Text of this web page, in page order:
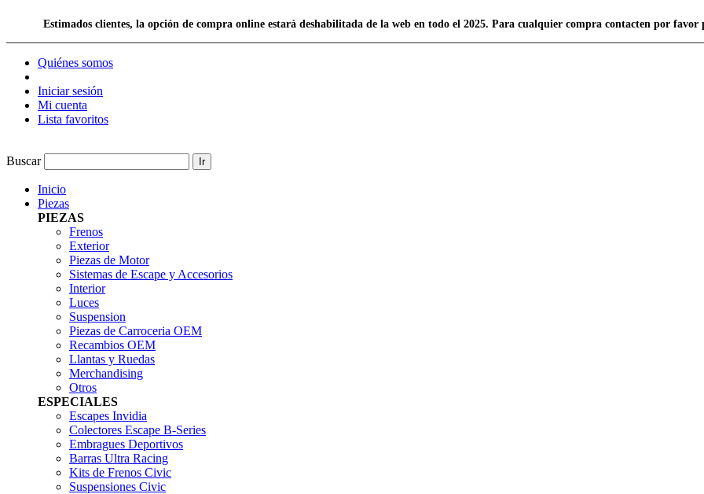
Estimados clientes, la opción de compra online estará deshabilitada de la web en todo el 2025. Para cualquier compra contacten por
Quiénes somos
Iniciar sesión
Mi cuenta
Lista favoritos
Buscar Ir
Inicio
Piezas
PIEZAS
Frenos
Exterior
Piezas de Motor
Sistemas de Escape y Accesorios
Interior
Luces
Suspension
Piezas de Carroceria OEM
Recambios OEM
Llantas y Ruedas
Merchandising
Otros
ESPECIALES
Escapes Invidia
Colectores Escape B-Series
Embragues Deportivos
Barras Ultra Racing
Kits de Frenos Civic
Suspensiones Civic